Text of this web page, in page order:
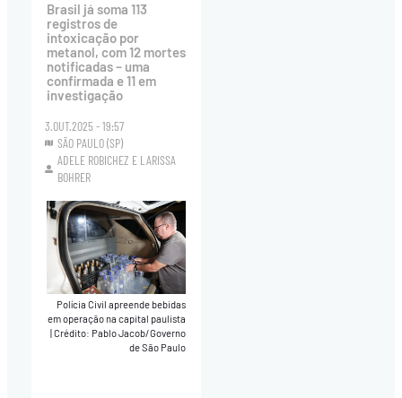
Brasil já soma 113
registros de
intoxicação por
metanol, com 12 mortes
notificadas – uma
confirmada e 11 em
investigação
3.OUT.2025 - 19:57
SÃO PAULO (SP)
ADELE ROBICHEZ E LARISSA
BOHRER
Polícia Civil apreende bebidas
em operação na capital paulista
|Crédito: Pablo Jacob/Governo
de São Paulo